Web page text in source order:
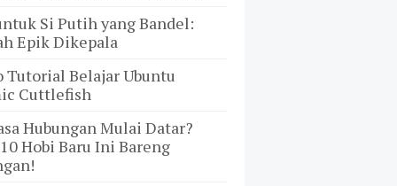
Si Putih yang Bandel:
Epik Dikepala
Tutorial Belajar Ubuntu
Cuttlefish
Hubungan Mulai Datar?
Hobi Baru Ini Bareng